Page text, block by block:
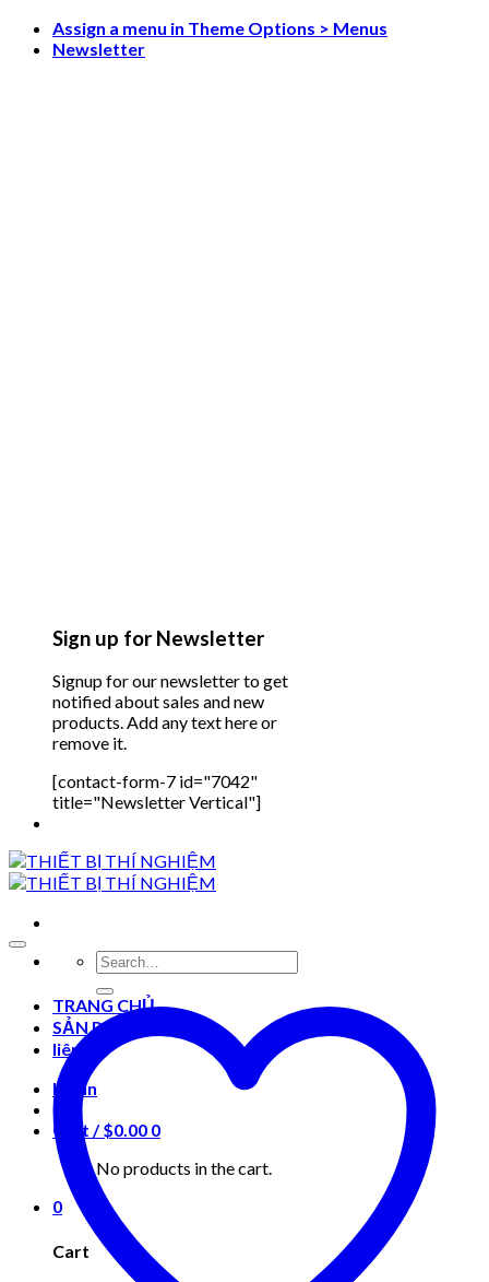
Skip
Assign a menu in Theme Options > Menus
Newsletter
Sign up for Newsletter
Signup for our newsletter to get
notified about sales and new
products. Add any text here or
remove it.
[contact-form-7 id="7042"
title="Newsletter Vertical"]
Search
for:
TRANG CHỦ
SẢN PHẨM
liên hệ
Login
Cart /$0.00 0
No products in the cart.
0
Cart